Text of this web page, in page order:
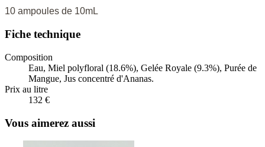
10 ampoules de 10mL
Fiche technique
Composition
Eau, Miel polyfloral (18.6%), Gelée Royale (9.3%), Purée de
Mangue, Jus concentré d'Ananas.
Prix au litre
132 €
Vous aimerez aussi